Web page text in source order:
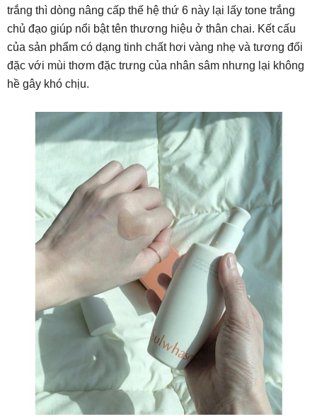
trắng thì dòng nâng cấp thế hệ thứ 6 này lại lấy tone trắng
chủ đạo giúp nổi bật tên thương hiệu ở thân chai. Kết cấu
của sản phẩm có dạng tinh chất hơi vàng nhẹ và tương đối
đặc với mùi thơm đặc trưng của nhân sâm nhưng lại không
hề gây khó chịu.